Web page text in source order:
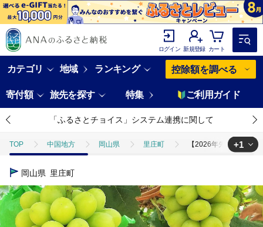
ログイン 新規登録 カート
カテゴリ 地域 ランキング 控除額を調べる
寄付額 旅先を探す 特集 ご利用ガイド
「ふるさとチョイス」システム連携に関して
TOP 中国地方 岡山県 里庄町 【2026年先行予約】
TOP
+1
岡山県 里庄町